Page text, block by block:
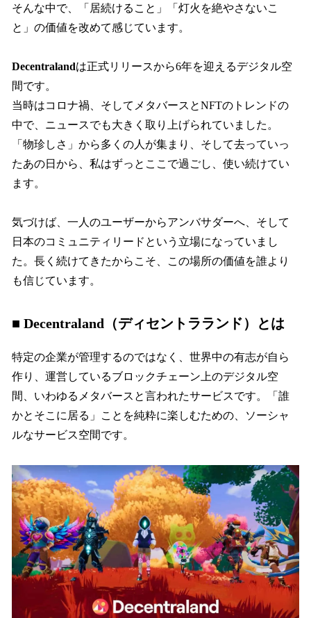
そんな中で、「居続けること」「灯火を絶やさないこ
と」の価値を改めて感じています。
Decentralandは正式リリースから6年を迎えるデジタル空
間です。
当時はコロナ禍、そしてメタバースとNFTのトレンドの
中で、ニュースでも大きく取り上げられていました。
「物珍しさ」から多くの人が集まり、そして去っていっ
たあの日から、私はずっとここで過ごし、使い続けてい
ます。
気づけば、一人のユーザーからアンバサダーへ、そして
日本のコミュニティリードという立場になっていまし
た。長く続けてきたからこそ、この場所の価値を誰より
も信じています。
■ Decentraland（ディセントラランド）とは
特定の企業が管理するのではなく、世界中の有志が自ら
作り、運営しているブロックチェーン上のデジタル空
間、いわゆるメタバースと言われたサービスです。「誰
かとそこに居る」ことを純粋に楽しむための、ソーシャ
ルなサービス空間です。